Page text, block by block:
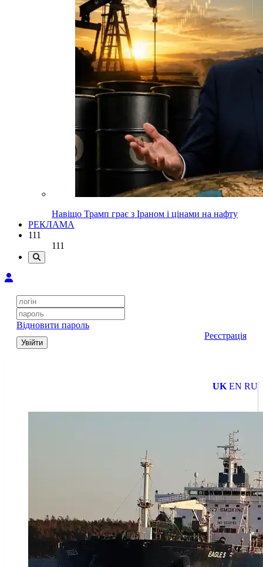
Навіщо Трамп грає з Іраном і цінами на нафту
РЕКЛАМА
111
111
Відновити пароль
Увійти
Реєстрація
UK EN RU